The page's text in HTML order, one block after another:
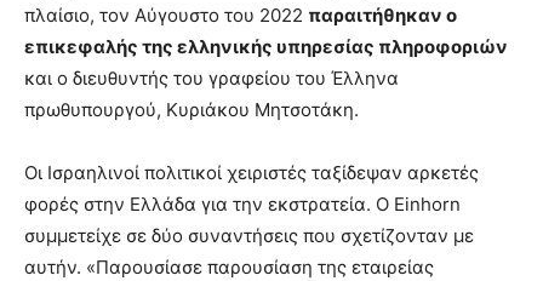
πλαίσιο, τον Αύγουστο του 2022 παραιτήθηκαν ο
επικεφαλής της ελληνικής υπηρεσίας πληροφοριών
και ο διευθυντής του γραφείου του Έλληνα
πρωθυπουργού, Κυριάκου Μητσοτάκη.
Οι Ισραηλινοί πολιτικοί χειριστές ταξίδεψαν αρκετές
φορές στην Ελλάδα για την εκστρατεία. Ο Einhorn
συμμετείχε σε δύο συναντήσεις που σχετίζονταν με
αυτήν. «Παρουσίασε παρουσίαση της εταιρείας